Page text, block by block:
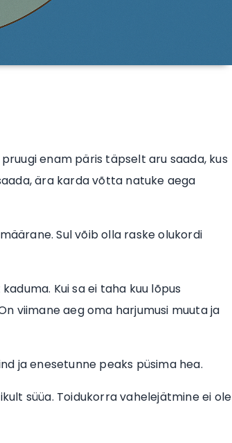
enam päris täpselt aru saada, kus
ära karda võtta natuke aega
Sul võib olla raske olukordi
Kui sa ei taha kuu lõpus
viimane aeg oma harjumusi muuta ja
ja enesetunne peaks püsima hea.
süüa. Toidukorra vahelejätmine ei ole